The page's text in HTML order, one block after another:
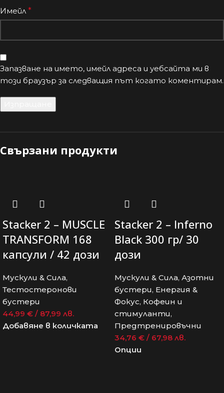
Имейл *
Запазване на името, имейл адреса и уебсайта ми в
този браузър за следващия път когато коментирам.
Свързани продукти
Stacker 2 – MUSCLE
TRANSFORM 168
капсули / 42 дози
Мускули & Сила,
Тестостеронови
бустери
44,99 € / 87,99 лв.
Добавяне в количката
Stacker 2 – Inferno
Black 300 гр/ 30
дози
Мускули & Сила, Азотни
бустери, Енергия &
Фокус, Кофеин и
стимуланти,
Предтренировъчни
34,76 € / 67,98 лв.
Опции